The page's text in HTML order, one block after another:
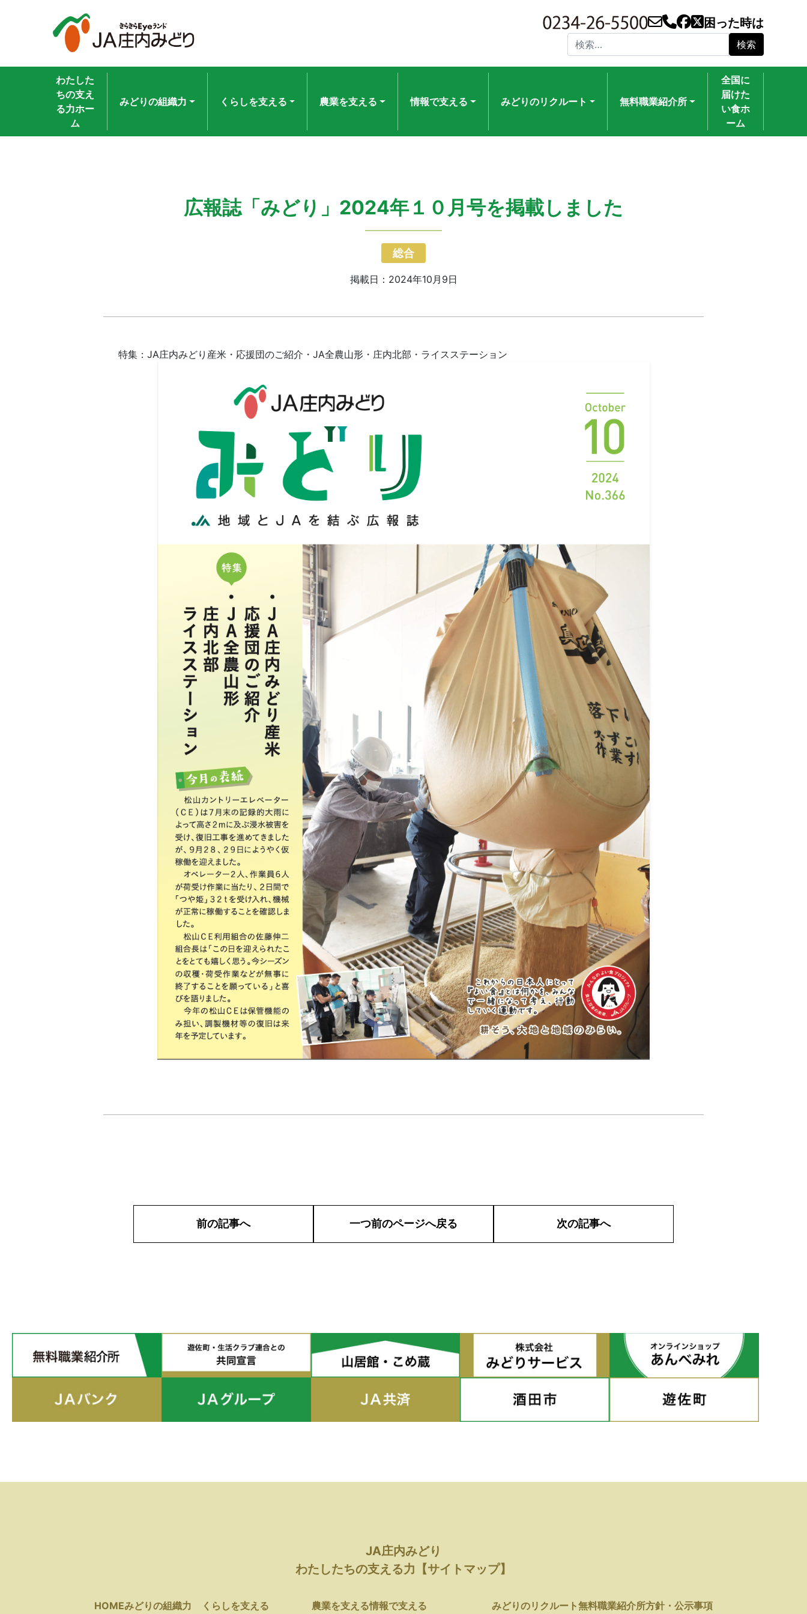
困った時は
検索:
わたした
ちの支え
る力ホー
ム
みどりの組織力 くらしを支える 農業を支える 情報で支える みどりのリクルート 無料職業紹介所
全国に
届けた
い食ホ
ーム
広報誌「みどり」2024年１０月号を掲載しました
総合
掲載日：2024年10月9日
特集： JA庄内みどり産米・ 応援団のご紹介・ JA全農山形・ 庄内北部・ ライスステーション
前の記事へ 一つ前のページへ戻る 次の記事へ
JA庄内みどり
わたしたちの支える力【サイトマップ】
HOMEみどりの組織力 くらしを支える 農業を支える情報で支える みどりのリクルート無料職業紹介所方針・公示事項